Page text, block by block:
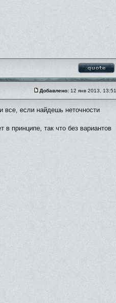
Добавлено: 12 янв 2013, 13:51
все, если найдешь неточности
в принципе, так что без вариантов